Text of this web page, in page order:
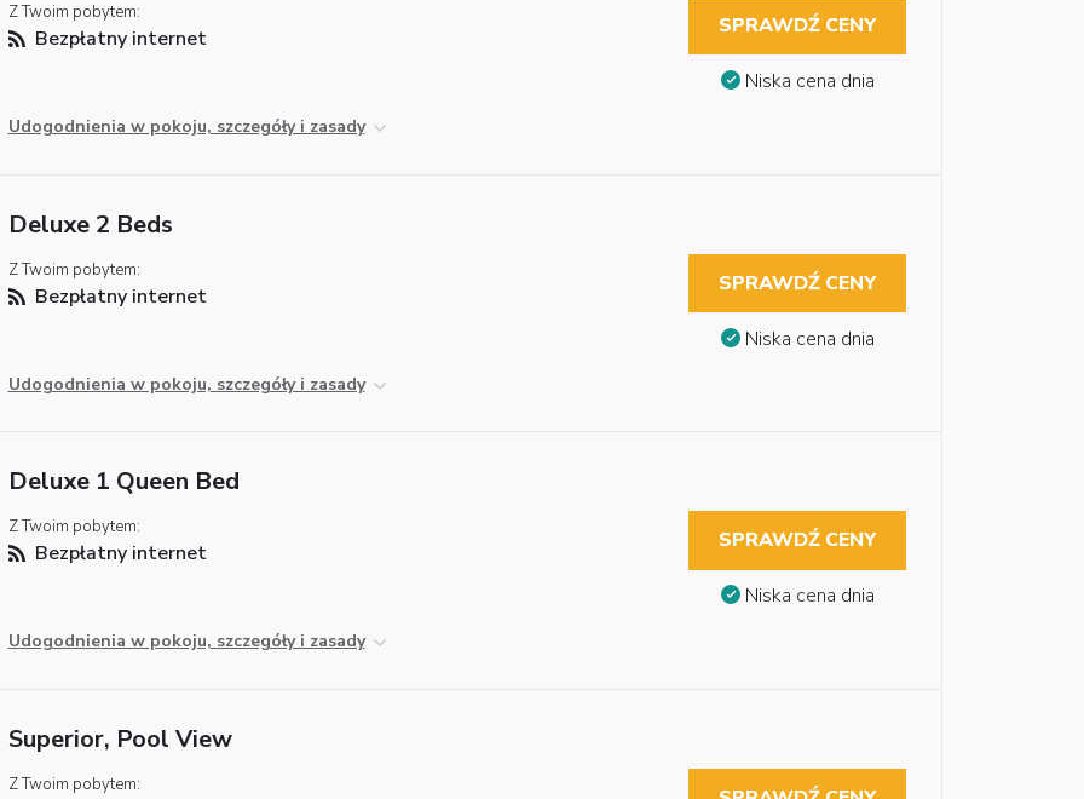
Z Twoim pobytem:
Bezpłatny internet
Udogodnienia w pokoju, szczegóły i zasady
SPRAWDŹ CENY
Niska cena dnia
Deluxe 2 Beds
Z Twoim pobytem:
Bezpłatny internet
Udogodnienia w pokoju, szczegóły i zasady
SPRAWDŹ CENY
Niska cena dnia
Deluxe 1 Queen Bed
Z Twoim pobytem:
Bezpłatny internet
Udogodnienia w pokoju, szczegóły i zasady
SPRAWDŹ CENY
Niska cena dnia
Superior, Pool View
Z Twoim pobytem: